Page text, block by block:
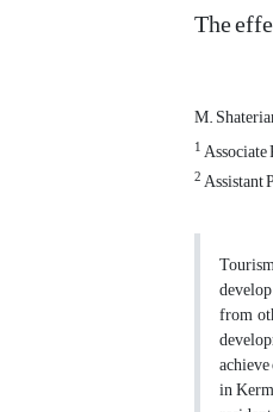
The
M.
1Associate
2Assistant
from
in